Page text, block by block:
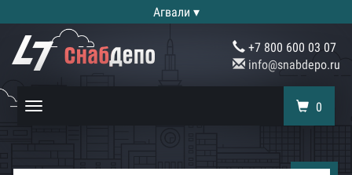
Агвали ▾
+7 800 600 03 07
info@snabdepo.ru
Toggle
0